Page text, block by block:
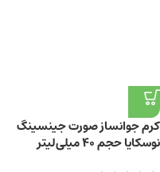
کرم جوانساز صورت جینسینگ
نوسکایا حجم 40 میلی‌لیتر